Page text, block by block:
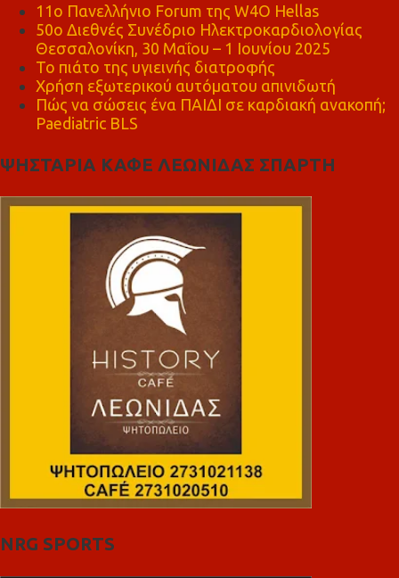
11ο Πανελλήνιο Forum της W4O Hellas
50ο Διεθνές Συνέδριο Ηλεκτροκαρδιολογίας
Θεσσαλονίκη, 30 Μαΐου – 1 Ιουνίου 2025
Το πιάτο της υγιεινής διατροφής
Χρήση εξωτερικού αυτόματου απινιδωτή
Πώς να σώσεις ένα ΠΑΙΔΙ σε καρδιακή ανακοπή;
Paediatric BLS
ΨΗΣΤΑΡΙΑ ΚΑΦΕ ΛΕΩΝΙΔΑΣ ΣΠΑΡΤΗ
NRG SPORTS